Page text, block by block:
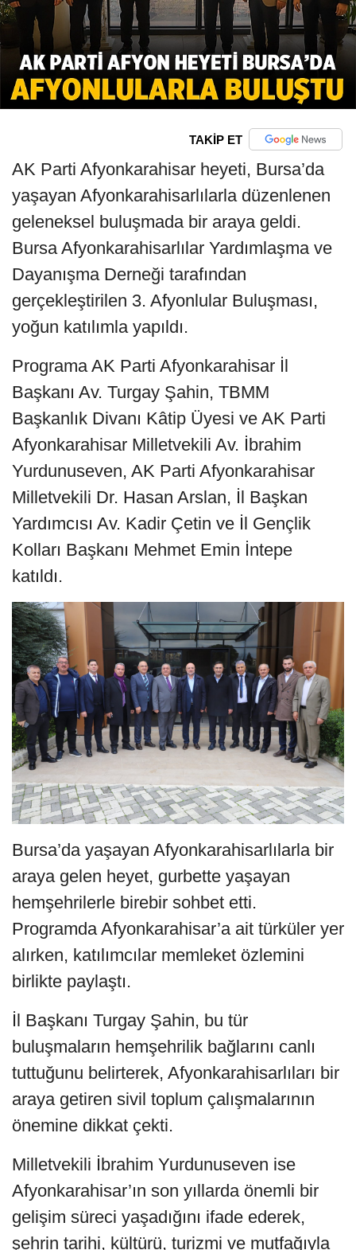
TAKİP ET
AK Parti Afyonkarahisar heyeti, Bursa’da
yaşayan Afyonkarahisarlılarla düzenlenen
geleneksel buluşmada bir araya geldi.
Bursa Afyonkarahisarlılar Yardımlaşma ve
Dayanışma Derneği tarafından
gerçekleştirilen 3. Afyonlular Buluşması,
yoğun katılımla yapıldı.
Programa AK Parti Afyonkarahisar İl
Başkanı Av. Turgay Şahin, TBMM
Başkanlık Divanı Kâtip Üyesi ve AK Parti
Afyonkarahisar Milletvekili Av. İbrahim
Yurdunuseven, AK Parti Afyonkarahisar
Milletvekili Dr. Hasan Arslan, İl Başkan
Yardımcısı Av. Kadir Çetin ve İl Gençlik
Kolları Başkanı Mehmet Emin İntepe
katıldı.
Bursa’da yaşayan Afyonkarahisarlılarla bir
araya gelen heyet, gurbette yaşayan
hemşehrilerle birebir sohbet etti.
Programda Afyonkarahisar’a ait türküler yer
alırken, katılımcılar memleket özlemini
birlikte paylaştı.
İl Başkanı Turgay Şahin, bu tür
buluşmaların hemşehrilik bağlarını canlı
tuttuğunu belirterek, Afyonkarahisarlıları bir
araya getiren sivil toplum çalışmalarının
önemine dikkat çekti.
Milletvekili İbrahim Yurdunuseven ise
Afyonkarahisar’ın son yıllarda önemli bir
gelişim süreci yaşadığını ifade ederek,
şehrin tarihi, kültürü, turizmi ve mutfağıyla